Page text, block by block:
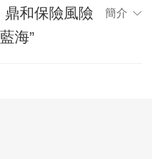
鼎和保險風險
海”
簡介